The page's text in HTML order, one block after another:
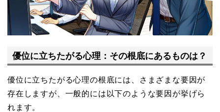
優位に立ちたがる心理：その根底にあるものは？
優位に立ちたがる心理の根底には、さまざまな要因が
存在しますが、一般的には以下のような要因が挙げら
れます。